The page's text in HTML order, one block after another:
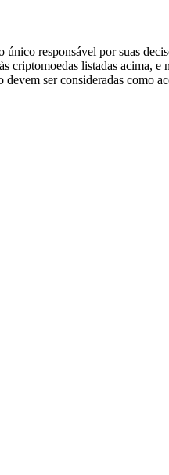
responsável por suas
criptomoedas listadas acima,
ser consideradas como